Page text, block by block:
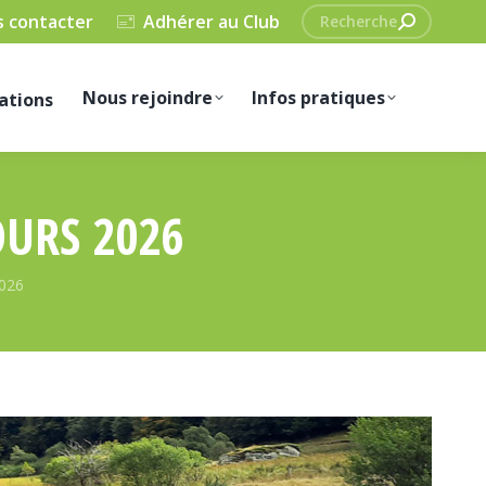
contacter Adhérer au Club
Recherche
:
Nous rejoindre Infos pratiques
2026